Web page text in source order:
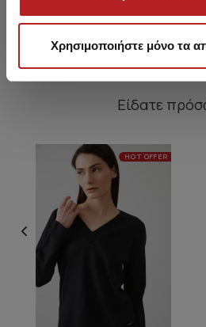
Χρησιμοποιήστε μόνο τα
Είδατε
HOT OFFER